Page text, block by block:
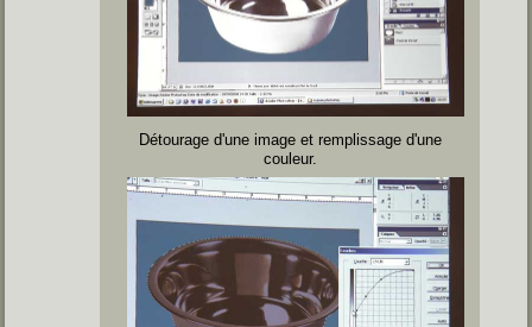
Détourage d'une image et remplissage d'une
couleur.